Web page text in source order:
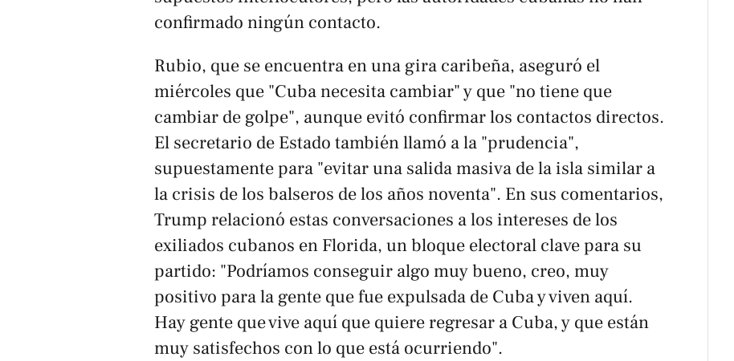
confirmado ningún contacto.
Rubio, que se encuentra en una gira caribeña, aseguró el
miércoles que "Cuba necesita cambiar" y que "no tiene que
cambiar de golpe", aunque evitó confirmar los contactos directos.
El secretario de Estado también llamó a la "prudencia",
supuestamente para "evitar una salida masiva de la isla similar a
la crisis de los balseros de los años noventa". En sus comentarios,
Trump relacionó estas conversaciones a los intereses de los
exiliados cubanos en Florida, un bloque electoral clave para su
partido: "Podríamos conseguir algo muy bueno, creo, muy
positivo para la gente que fue expulsada de Cuba y viven aquí.
Hay gente que vive aquí que quiere regresar a Cuba, y que están
muy satisfechos con lo que está ocurriendo".